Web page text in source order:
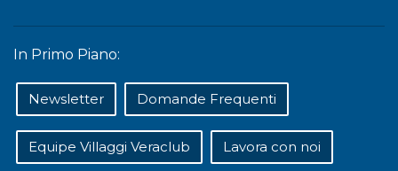
In Primo Piano:
Newsletter Domande Frequenti
Equipe Villaggi Veraclub Lavora con noi